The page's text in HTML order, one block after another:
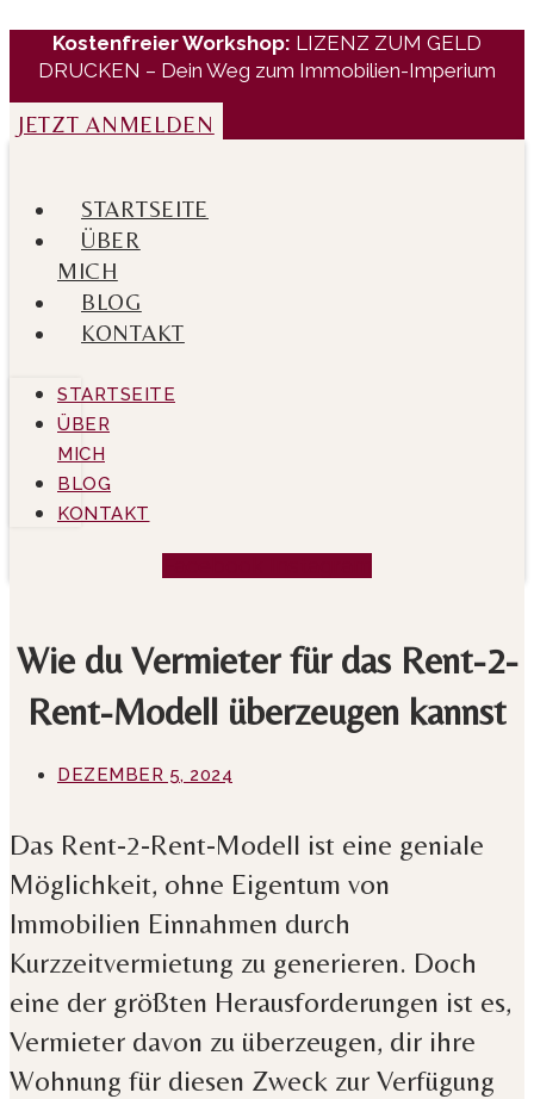
Inhalt
wechseln
Kostenfreier Workshop: LIZENZ ZUM GELD
DRUCKEN – Dein Weg zum Immobilien-Imperium
JETZT ANMELDEN
STARTSEITE
ÜBER
MICH
BLOG
KONTAKT
STARTSEITE
ÜBER
MICH
BLOG
KONTAKT
Wie du Vermieter für das Rent-2-
Rent-Modell überzeugen kannst
DEZEMBER 5, 2024
Das Rent-2-Rent-Modell ist eine geniale
Möglichkeit, ohne Eigentum von
Immobilien Einnahmen durch
Kurzzeitvermietung zu generieren. Doch
eine der größten Herausforderungen ist es,
Vermieter davon zu überzeugen, dir ihre
Wohnung für diesen Zweck zur Verfügung